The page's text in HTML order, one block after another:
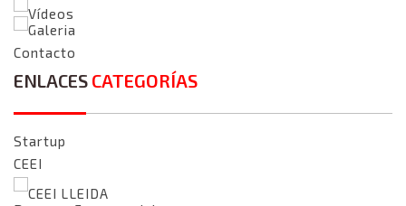
Vídeos
Galeria
Contacto
ENLACES CATEGORÍAS
Startup
CEEI
CEEI LLEIDA